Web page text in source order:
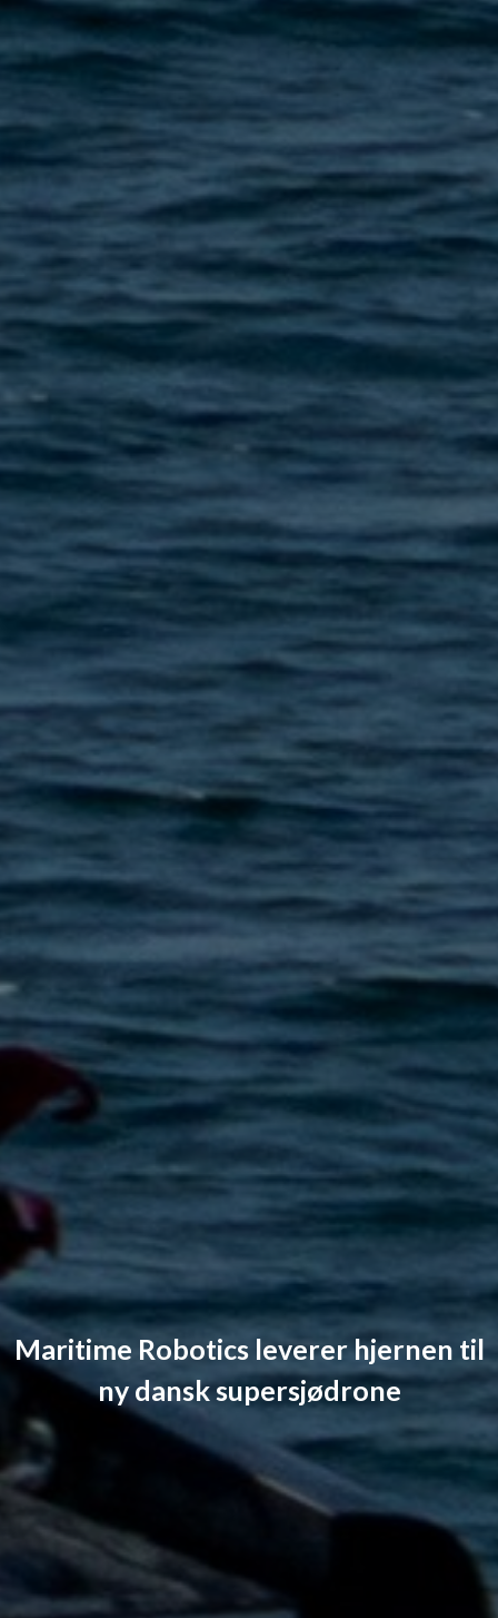
Maritime Robotics leverer hjernen til
ny dansk supersjødrone